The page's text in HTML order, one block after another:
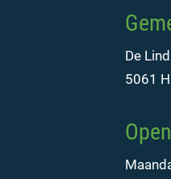
De
5061